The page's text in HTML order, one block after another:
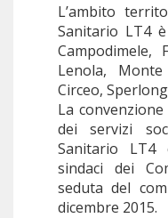
L’ambito
Sanitario LT4
Campodimele,
Lenola,
Circeo,
La
dei servizi
Sanitario
sindaci dei
seduta del
dicembre 2015.